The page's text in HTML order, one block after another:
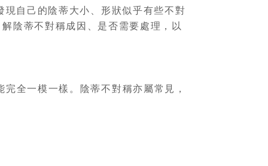
自己的陰蒂大小、形狀似乎有些不對
陰蒂不對稱成因、是否需要處理，以
全一模一樣。陰蒂不對稱亦屬常見，